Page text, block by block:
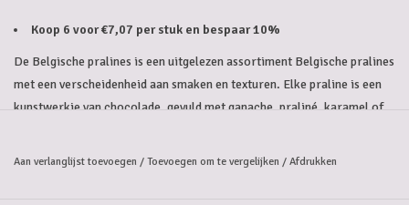
Koop 6 voor €7,07 per stuk en bespaar 10%
De Belgische pralines is een uitgelezen assortiment Belgische pralines
met een verscheidenheid aan smaken en texturen. Elke praline is een
kunstwerkje van chocolade, gevuld met ganache, praliné, karamel of
als traktatie voor jezelf met een vleugje chocolade luxe.
Aan verlanglijst toevoegen / Toevoegen om te vergelijken / Afdrukken